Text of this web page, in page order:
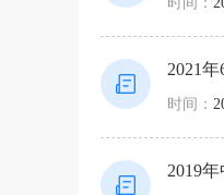
2021
时间：
2019